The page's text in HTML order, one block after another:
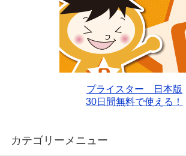
プライスター 日本版
30日間無料で使える！
カテゴリーメニュー